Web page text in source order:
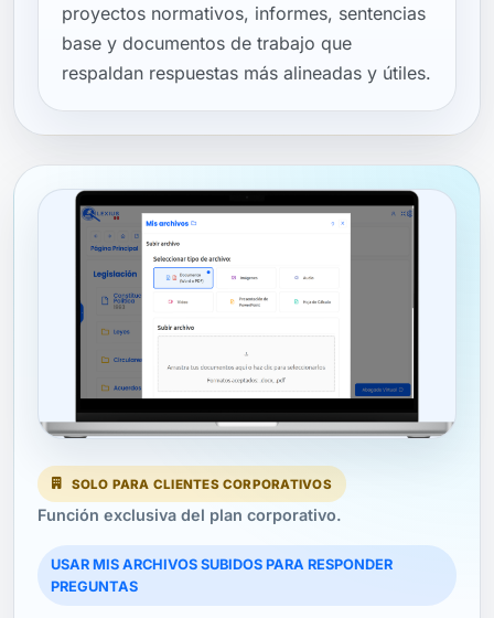
proyectos normativos, informes, sentencias
base y documentos de trabajo que
respaldan respuestas más alineadas y útiles.
SOLO PARA CLIENTES CORPORATIVOS
Función exclusiva del plan corporativo.
USAR MIS ARCHIVOS SUBIDOS PARA RESPONDER
PREGUNTAS